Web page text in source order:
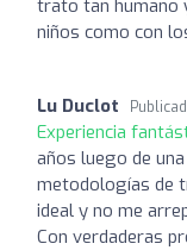
trato tan humano
niños como con
Lu Duclot
Experiencia
años luego de
metodologías de
ideal y no me
Con verdaderas